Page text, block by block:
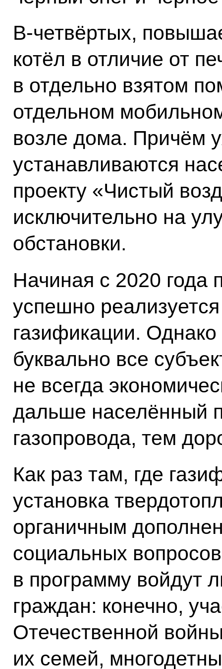
В-четвёртых,
котёл в отличие от
в отдельно взятом
отдельном
возле дома. Причём
устанавливаются
проекту «Чистый
исключительно на
обстановки.
Начиная с 2020
успешно
газификации.
буквально все
не всегда
дальше населённый
газопровода, тем
Как раз там, где
установка
органичным
социальных
в программу войдут
граждан: конечно,
Отечественной
их семей,